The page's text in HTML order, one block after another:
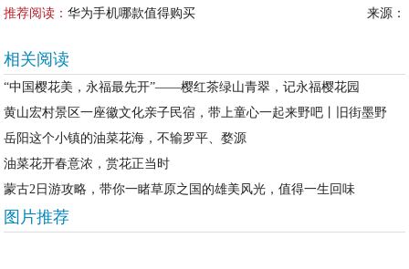
推荐阅读：华为手机哪款值得购买 来源：
相关阅读
“中国樱花美，永福最先开”——樱红茶绿山青翠，记永福樱花园
黄山宏村景区一座徽文化亲子民宿，带上童心一起来野吧丨旧街墨野
岳阳这个小镇的油菜花海，不输罗平、婺源
油菜花开春意浓，赏花正当时
蒙古2日游攻略，带你一睹草原之国的雄美风光，值得一生回味
图片推荐